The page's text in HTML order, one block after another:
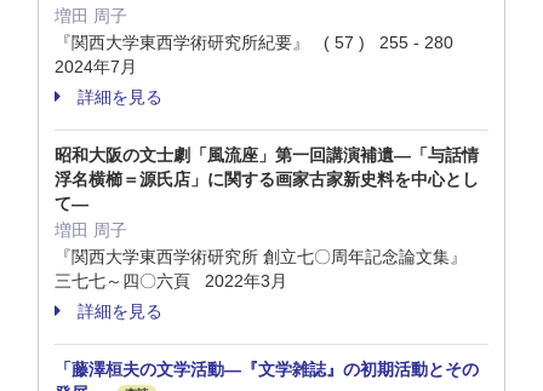
増田 周子
『関西大学東西学術研究所紀要』 ( 57 ) 255 - 280
2024年7月
詳細を見る
昭和大阪の文士劇「風流座」第一回講演補遺―「与話情
浮名横櫛＝源氏店」に関する画家古家新史料を中心とし
て―
増田 周子
『関西大学東西学術研究所 創立七〇周年記念論文集』
三七七～四〇六頁 2022年3月
詳細を見る
「藤澤桓夫の文学活動―『文学雑誌』の初期活動とその